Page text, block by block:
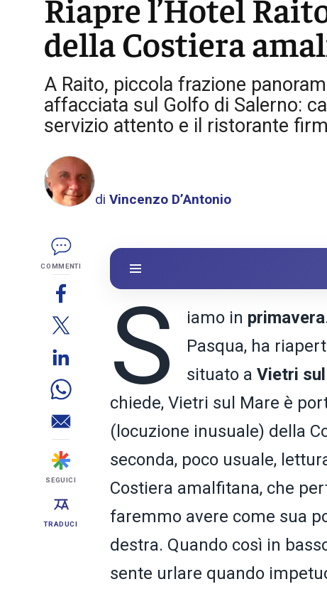
della Costiera
A Raito, piccola frazione
affacciata sul Golfo di Salerno:
servizio attento e il ristorante
di Vincenzo D’Antonio
COMMENTI
SEGUICI
TRADUCI
S iamo in primavera
Pasqua, ha
situato aVietri
chiede, Vietri sul Mare è
(locuzione inusuale) della
seconda, poco usuale,
Costiera amalfitana, che
faremmo avere come sua
destra. Quando così in
sente urlare quando